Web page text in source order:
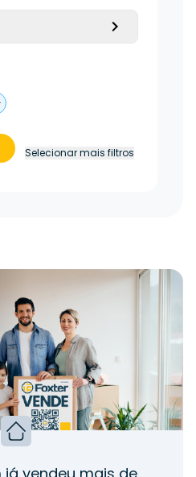
Selecionar mais filtros